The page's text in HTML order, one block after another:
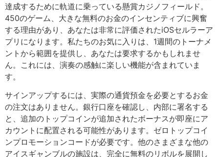
達成するために軌道に乗っている懸賞カジノフィールド。
450のゲーム、大きな無料のお金のインセンティブに興奮
する理由があり、あなたは非常に評価されたiOSセルラーア
プリになります。私たちのお気に入りは、1週間のトーナメ
ントから範囲を提供し、あなたは要求するかもしれませ
ん。これには、演奏の感触に楽しい機能が含まれていま
す。
サインアップするには、実際の通貨預金を必要とするお金
の注文はありません。銀行口座を確認し、内部に署名する
と、追加のトップコインが追加されたボーナスが即座にア
カウントに配置される可能性があります。ゼロトップコイ
ンプロモーションコードが必要です。他のさまざまな他の
アイスギャンブルの施設は、完全に無料のリボルを展開し